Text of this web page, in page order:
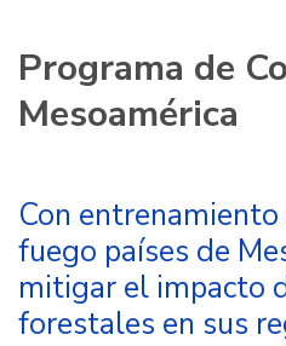
Programa de
Mesoamérica
Con
fuego países de
mitigar el impacto
forestales en sus